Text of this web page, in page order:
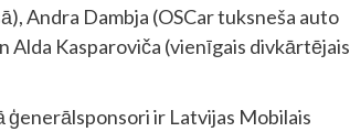
Andra Dambja (OSCar tuksneša auto
Kasparoviča (vienīgais divkārtējais
ģenerālsponsori ir Latvijas Mobilais